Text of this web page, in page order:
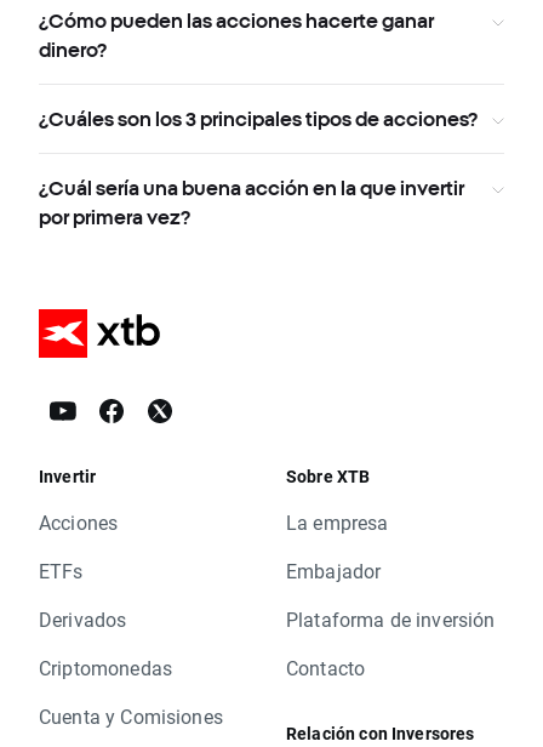
¿Cómo pueden las acciones hacerte ganar
dinero?
¿Cuáles son los 3 principales tipos de acciones?
¿Cuál sería una buena acción en la que invertir
por primera vez?
Invertir
Acciones
ETFs
Derivados
Criptomonedas
Cuenta y Comisiones
Sobre XTB
La empresa
Embajador
Plataforma de inversión
Contacto
Relación con Inversores